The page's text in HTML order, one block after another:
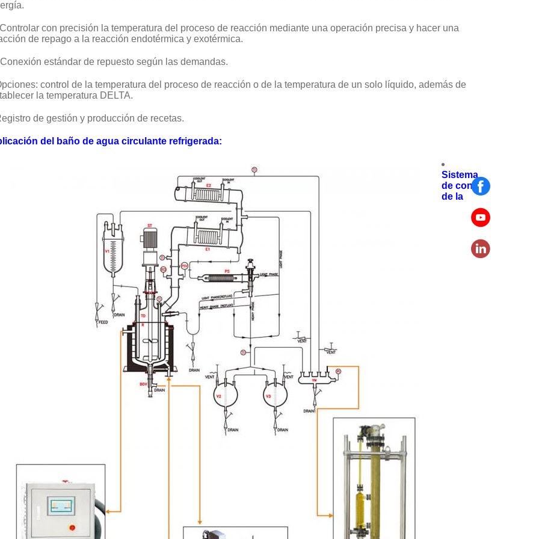
con precisión la temperatura del proceso de reacción mediante una operación precisa y hacer una
de repago a la reacción endotérmica y exotérmica.
estándar de repuesto según las demandas.
control de la temperatura del proceso de reacción o de la temperatura de un solo líquido, además de
la temperatura DELTA.
de gestión y producción de recetas.
del baño de agua circulante refrigerada:
Sistema
de control
de la